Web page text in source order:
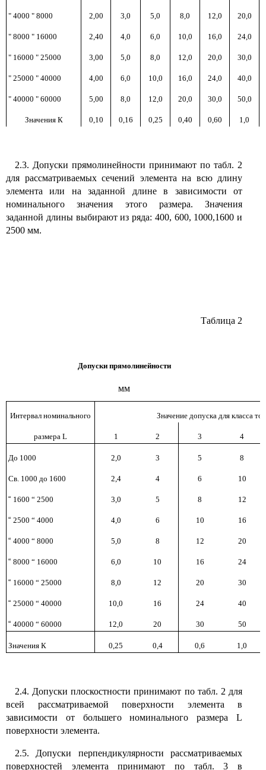
" 4000 " 8000 2,00 3,0 5,0 8,0 12,0 20,0
" 8000 " 16000 2,40 4,0 6,0 10,0 16,0 24,0
" 16000 " 25000 3,00 5,0 8,0 12,0 20,0 30,0
" 25000 " 40000 4,00 6,0 10,0 16,0 24,0 40,0
" 40000 " 60000 5,00 8,0 12,0 20,0 30,0 50,0
Значения К 0,10 0,16 0,25 0,40 0,60 1,0
2.3. Допуски прямолинейности принимают по табл. 2
для рассматриваемых сечений элемента на всю длину
элемента или на заданной длине в зависимости от
номинального значения этого размера. Значения
заданной длины выбирают из ряда: 400, 600, 1000,1600 и
2500 мм.
Таблица 2
Допуски прямолинейности
мм
Интервал номинального Значение допуска для класса
размера L 1 2 3 4
До 1000 2,0 3 5 8
Св. 1000 до 1600 2,4 4 6 10
“ 1600 “ 2500 3,0 5 8 12
“ 2500 “ 4000 4,0 6 10 16
“ 4000 “ 8000 5,0 8 12 20
“ 8000 “ 16000 6,0 10 16 24
“ 16000 “ 25000 8,0 12 20 30
“ 25000 “ 40000 10,0 16 24 40
“ 40000 “ 60000 12,0 20 30 50
Значения К 0,25 0,4 0,6 1,0
2.4. Допуски плоскостности принимают по табл. 2 для
всей рассматриваемой поверхности элемента в
зависимости от большего номинального размера L
поверхности элемента.
2.5. Допуски перпендикулярности рассматриваемых
поверхностей элемента принимают по табл. 3 в